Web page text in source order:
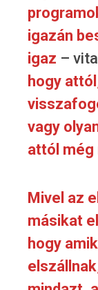
igazán
igaz –
hogy
vagy
attól még
Mivel az
másikat
hogy